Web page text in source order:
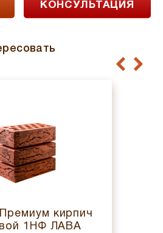
КОНСУЛЬТАЦИЯ
кирпич
1НФ ЛАВА